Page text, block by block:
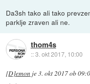
Da3sh tako ali tako
parklje zraven ali ne.
thom4s
::3. okt 2017, 10:00
[D]emon je3. okt 2017 ob